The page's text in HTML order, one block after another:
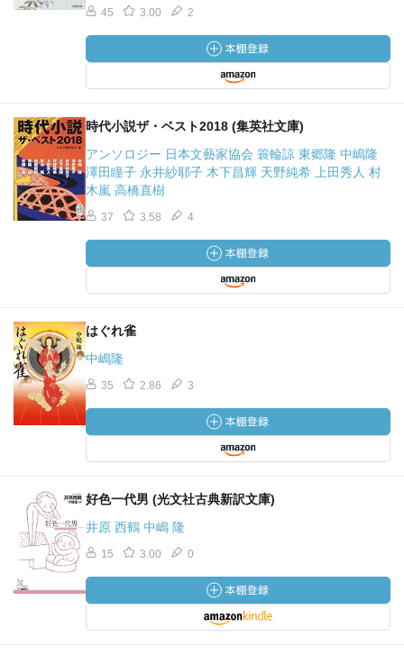
45 3.00 2
時代小説ザ・ベスト2018 (集英社文庫)
アンソロジー 日本文藝家協会 簑輪諒 東郷隆 中嶋隆
澤田瞳子 永井紗耶子 木下昌輝 天野純希 上田秀人 村
木嵐 高橋直樹
37 3.58 4
はぐれ雀
中嶋隆
35 2.86 3
好色一代男 (光文社古典新訳文庫)
井原 西鶴 中嶋 隆
15 3.00 0